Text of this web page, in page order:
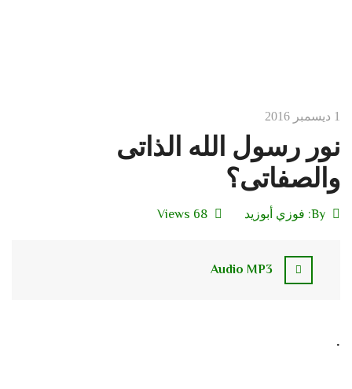
1 ديسمبر 2016
نور رسول الله الذاتى
والصفاتى؟
By: فوزي أبوزيد 68 Views
Audio MP3
.